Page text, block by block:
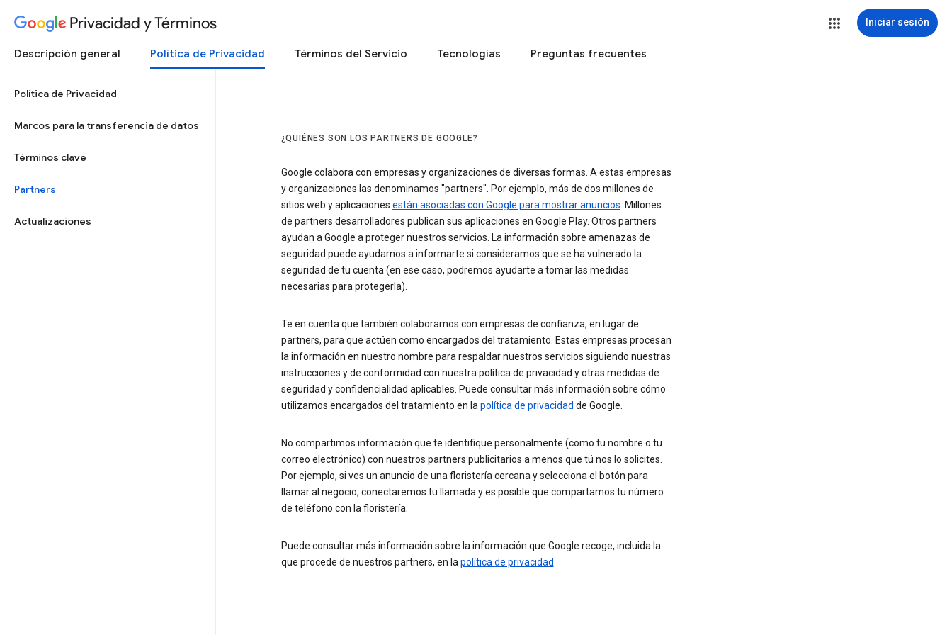
Privacidad y Términos Iniciar sesión
Descripción general Política de Privacidad Términos del Servicio Tecnologías Preguntas frecuentes
Política de Privacidad
Marcos para la transferencia de datos
Términos clave
Partners
Actualizaciones
¿QUIÉNES SON LOS PARTNERS DE GOOGLE?
Google colabora con empresas y organizaciones de diversas formas. A estas empresas
y organizaciones las denominamos "partners". Por ejemplo, más de dos millones de
sitios web y aplicaciones están asociadas con Google para mostrar anuncios. Millones
de partners desarrolladores publican sus aplicaciones en Google Play. Otros partners
ayudan a Google a proteger nuestros servicios. La información sobre amenazas de
seguridad puede ayudarnos a informarte si consideramos que se ha vulnerado la
seguridad de tu cuenta (en ese caso, podremos ayudarte a tomar las medidas
necesarias para protegerla).
Te en cuenta que también colaboramos con empresas de confianza, en lugar de
partners, para que actúen como encargados del tratamiento. Estas empresas procesan
la información en nuestro nombre para respaldar nuestros servicios siguiendo nuestras
instrucciones y de conformidad con nuestra política de privacidad y otras medidas de
seguridad y confidencialidad aplicables. Puede consultar más información sobre cómo
utilizamos encargados del tratamiento en lapolítica de privacidad de Google.
No compartimos información que te identifique personalmente (como tu nombre o tu
correo electrónico) con nuestros partners publicitarios a menos que tú nos lo solicites.
Por ejemplo, si ves un anuncio de una floristería cercana y selecciona el botón para
llamar al negocio, conectaremos tu llamada y es posible que compartamos tu número
de teléfono con la floristería.
Puede consultar más información sobre la información que Google recoge, incluida la
que procede de nuestros partners, en lapolítica de privacidad.